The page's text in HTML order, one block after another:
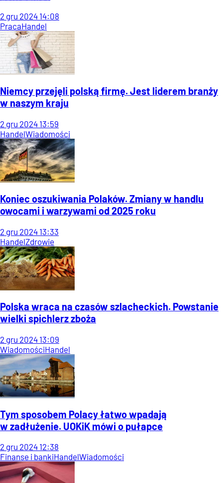
2 gru 2024 14:08
PracaHandel
Niemcy przejęli polską firmę. Jest liderem branży
w naszym kraju
2 gru 2024 13:59
HandelWiadomości
Koniec oszukiwania Polaków. Zmiany w handlu
owocami i warzywami od 2025 roku
2 gru 2024 13:33
HandelZdrowie
Polska wraca na czasów szlacheckich. Powstanie
wielki spichlerz zboża
2 gru 2024 13:09
WiadomościHandel
Tym sposobem Polacy łatwo wpadają
w zadłużenie. UOKiK mówi o pułapce
2 gru 2024 12:38
Finanse i bankiHandelWiadomości